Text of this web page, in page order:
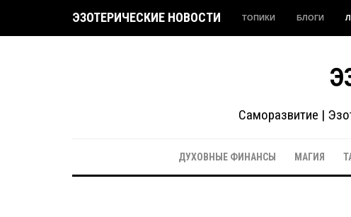
ЭЗОТЕРИЧЕСКИЕ НОВОСТИ ТОПИКИ БЛОГИ
Саморазвитие |
ДУХОВНЫЕ ФИНАНСЫ МАГИЯ